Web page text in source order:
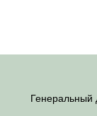
Генеральный